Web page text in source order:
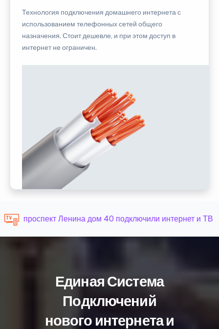
Технология подключения домашнего интернета с
использованием телефонных сетей общего
назначения. Стоит дешевле, и при этом доступ в
интернет не ограничен.
проспект Ленина дом 40 подключили интернет и ТВ
Единая Система
Подключений
нового интернета и